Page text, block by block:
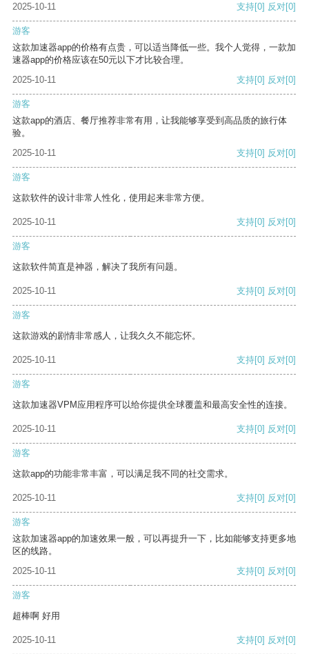
2025-10-11
支持[0] 反对[0]
游客
这款加速器app的价格有点贵，可以适当降低一些。我个人觉得，一款加
速器app的价格应该在50元以下才比较合理。
2025-10-11
支持[0] 反对[0]
游客
这款app的酒店、餐厅推荐非常有用，让我能够享受到高品质的旅行体
验。
2025-10-11
支持[0] 反对[0]
游客
这款软件的设计非常人性化，使用起来非常方便。
2025-10-11 支持[0] 反对[0]
游客
这款软件简直是神器，解决了我所有问题。
2025-10-11 支持[0] 反对[0]
游客
这款游戏的剧情非常感人，让我久久不能忘怀。
2025-10-11 支持[0] 反对[0]
游客
这款加速器VPM应用程序可以给你提供全球覆盖和最高安全性的连接。
2025-10-11 支持[0] 反对[0]
游客
这款app的功能非常丰富，可以满足我不同的社交需求。
2025-10-11 支持[0] 反对[0]
游客
这款加速器app的加速效果一般，可以再提升一下，比如能够支持更多地
区的线路。
2025-10-11
支持[0] 反对[0]
游客
超棒啊 好用
2025-10-11 支持[0] 反对[0]